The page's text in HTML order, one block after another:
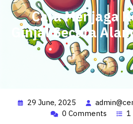
Cara Menjaga
Ginjal Secara
29 June, 2025
0 Comments
1